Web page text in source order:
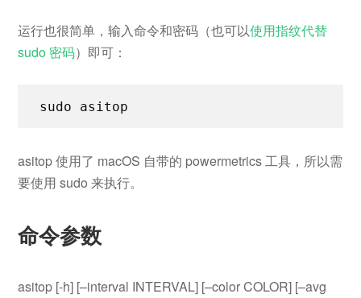
运行也很简单，输入命令和密码（也可以使用指纹代替
sudo 密码）即可：
sudo asitop
asitop 使用了 macOS 自带的 powermetrics 工具，所以需
要使用 sudo 来执行。
命令参数
asitop [-h] [–interval INTERVAL] [–color COLOR] [–avg